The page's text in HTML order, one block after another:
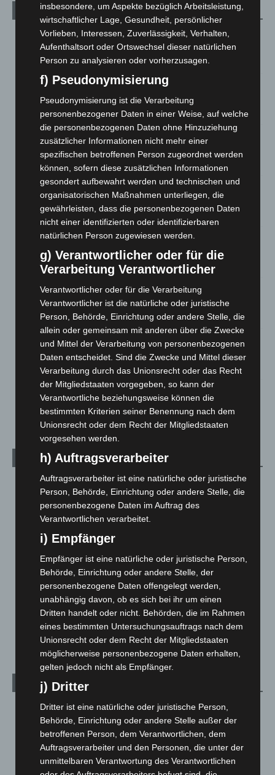
Aktuelle Beiträge
Kunst trifft Weingenuss: Barbara-Susann Mehring zeigt ihre
Werke im Jacques’ Wein-Depot Isernhagen
8. August 2026
A2: Zweite Turbobaustelle startet zwischen Hannover-West
und Bothfeld
8. August 2026
Niedersachsen: Feuerwehrkräfte kehren nach
7. August 2026
Hannover: Erste Tigermücken-Population in Niedersachsen
entdeckt
7. August 2026
Brand im „Haus der Begegnung“ in Neuwarmbüchen schnell
eingedämmt
6. August 2026
Region Hannover: 21 neue Notfallsanitäter starten beim
Roten Kreuz
5. August 2026
Mann läuft mit Hockeyschläger über A7 – Polizei sucht
Zeugen
5. August 2026
Celle: Mensch stirbt bei Bagger-Unfall auf Baustelle
5. August 2026
Kategorien
Blaulicht
2.799
Corona-News
Hannover und Region
Langenhagen und Ortsteile
Leserbriefe
Menschen
Über uns
Veranstaltungen
1.888
1.271
Archiv
August 2026(14)
Juli 2026
(73)
Juni 2026(139)
Mai 2026(99)
insbesondere, um Aspekte bezüglich Arbeitsleistung,
wirtschaftlicher Lage, Gesundheit, persönlicher
Vorlieben, Interessen, Zuverlässigkeit, Verhalten,
Aufenthaltsort oder Ortswechsel dieser natürlichen
Person zu analysieren oder vorherzusagen.
f) Pseudonymisierung
Pseudonymisierung ist die Verarbeitung
personenbezogener Daten in einer Weise, auf welche
die personenbezogenen Daten ohne Hinzuziehung
zusätzlicher Informationen nicht mehr einer
spezifischen betroffenen Person zugeordnet werden
können, sofern diese zusätzlichen Informationen
gesondert aufbewahrt werden und technischen und
organisatorischen Maßnahmen unterliegen, die
gewährleisten, dass die personenbezogenen Daten
nicht einer identifizierten oder identifizierbaren
natürlichen Person zugewiesen werden.
g) Verantwortlicher oder für die
Verarbeitung Verantwortlicher
Verantwortlicher oder für die Verarbeitung
Verantwortlicher ist die natürliche oder juristische
Person, Behörde, Einrichtung oder andere Stelle, die
allein oder gemeinsam mit anderen über die Zwecke
und Mittel der Verarbeitung von personenbezogenen
Daten entscheidet. Sind die Zwecke und Mittel dieser
Verarbeitung durch das Unionsrecht oder das Recht
der Mitgliedstaaten vorgegeben, so kann der
Verantwortliche beziehungsweise können die
bestimmten Kriterien seiner Benennung nach dem
Unionsrecht oder dem Recht der Mitgliedstaaten
vorgesehen werden.
h) Auftragsverarbeiter
Auftragsverarbeiter ist eine natürliche oder juristische
Person, Behörde, Einrichtung oder andere Stelle, die
personenbezogene Daten im Auftrag des
Verantwortlichen verarbeitet.
i) Empfänger
Empfänger ist eine natürliche oder juristische Person,
Behörde, Einrichtung oder andere Stelle, der
personenbezogene Daten offengelegt werden,
unabhängig davon, ob es sich bei ihr um einen
Dritten handelt oder nicht. Behörden, die im Rahmen
eines bestimmten Untersuchungsauftrags nach dem
Unionsrecht oder dem Recht der Mitgliedstaaten
möglicherweise personenbezogene Daten erhalten,
gelten jedoch nicht als Empfänger.
j) Dritter
Dritter ist eine natürliche oder juristische Person,
Behörde, Einrichtung oder andere Stelle außer der
betroffenen Person, dem Verantwortlichen, dem
Auftragsverarbeiter und den Personen, die unter der
unmittelbaren Verantwortung des Verantwortlichen